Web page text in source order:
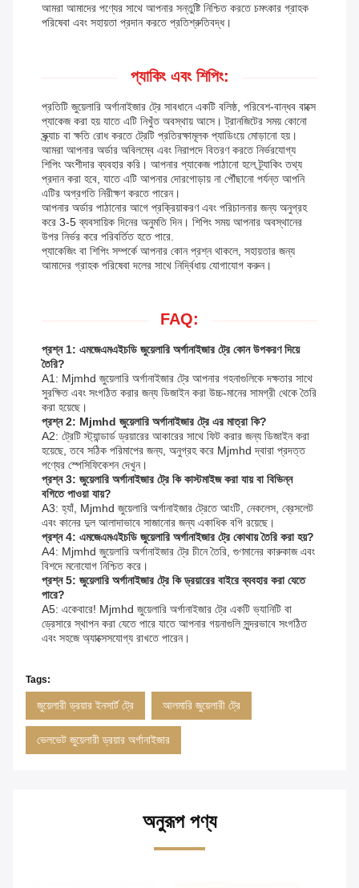
আমরা আমাদের পণ্যের সাথে আপনার সন্তুষ্টি নিশ্চিত করতে চমৎকার গ্রাহক
পরিষেবা এবং সহায়তা প্রদান করতে প্রতিশ্রুতিবদ্ধ।
প্যাকিং এবং শিপিং:
প্রতিটি জুয়েলারি অর্গানাইজার ট্রে সাবধানে একটি বলিষ্ঠ, পরিবেশ-বান্ধব বাক্সে
প্যাকেজ করা হয় যাতে এটি নিখুঁত অবস্থায় আসে। ট্রানজিটের সময় কোনো
স্ক্র্যাচ বা ক্ষতি রোধ করতে ট্রেটি প্রতিরক্ষামূলক প্যাডিংয়ে মোড়ানো হয়।
আমরা আপনার অর্ডার অবিলম্বে এবং নিরাপদে বিতরণ করতে নির্ভরযোগ্য
শিপিং অংশীদার ব্যবহার করি। আপনার প্যাকেজ পাঠানো হলে ট্র্যাকিং তথ্য
প্রদান করা হবে, যাতে এটি আপনার দোরগোড়ায় না পৌঁছানো পর্যন্ত আপনি
এটির অগ্রগতি নিরীক্ষণ করতে পারেন।
আপনার অর্ডার পাঠানোর আগে প্রক্রিয়াকরণ এবং পরিচালনার জন্য অনুগ্রহ
করে 3-5 ব্যবসায়িক দিনের অনুমতি দিন। শিপিং সময় আপনার অবস্থানের
উপর নির্ভর করে পরিবর্তিত হতে পারে.
প্যাকেজিং বা শিপিং সম্পর্কে আপনার কোন প্রশ্ন থাকলে, সহায়তার জন্য
আমাদের গ্রাহক পরিষেবা দলের সাথে নির্দ্বিধায় যোগাযোগ করুন।
FAQ:
প্রশ্ন 1: এমজেএমএইচডি জুয়েলারি অর্গানাইজার ট্রে কোন উপকরণ দিয়ে
তৈরি?
A1: Mjmhd জুয়েলারি অর্গানাইজার ট্রে আপনার গহনাগুলিকে দক্ষতার সাথে
সুরক্ষিত এবং সংগঠিত করার জন্য ডিজাইন করা উচ্চ-মানের সামগ্রী থেকে তৈরি
করা হয়েছে।
প্রশ্ন 2: Mjmhd জুয়েলারি অর্গানাইজার ট্রে এর মাত্রা কি?
A2: ট্রেটি স্ট্যান্ডার্ড ড্রয়ারের আকারের সাথে ফিট করার জন্য ডিজাইন করা
হয়েছে, তবে সঠিক পরিমাপের জন্য, অনুগ্রহ করে Mjmhd দ্বারা প্রদত্ত
পণ্যের স্পেসিফিকেশন দেখুন।
প্রশ্ন 3: জুয়েলারি অর্গানাইজার ট্রে কি কাস্টমাইজ করা যায় বা বিভিন্ন
বগিতে পাওয়া যায়?
A3: হ্যাঁ, Mjmhd জুয়েলারি অর্গানাইজার ট্রেতে আংটি, নেকলেস, ব্রেসলেট
এবং কানের দুল আলাদাভাবে সাজানোর জন্য একাধিক বগি রয়েছে।
প্রশ্ন 4: এমজেএমএইচডি জুয়েলারি অর্গানাইজার ট্রে কোথায় তৈরি করা হয়?
A4: Mjmhd জুয়েলারি অর্গানাইজার ট্রে চীনে তৈরি, গুণমানের কারুকাজ এবং
বিশদে মনোযোগ নিশ্চিত করে।
প্রশ্ন 5: জুয়েলারি অর্গানাইজার ট্রে কি ড্রয়ারের বাইরে ব্যবহার করা যেতে
পারে?
A5: একেবারে! Mjmhd জুয়েলারি অর্গানাইজার ট্রে একটি ভ্যানিটি বা
ড্রেসারে স্থাপন করা যেতে পারে যাতে আপনার গয়নাগুলি সুন্দরভাবে সংগঠিত
এবং সহজে অ্যাক্সেসযোগ্য রাখতে পারেন।
Tags:
জুয়েলারী ড্রয়ার ইনসার্ট ট্রে আলমারি জুয়েলারী ট্রে
ভেলভেট জুয়েলারী ড্রয়ার অর্গানাইজার
অনুরূপ পণ্য